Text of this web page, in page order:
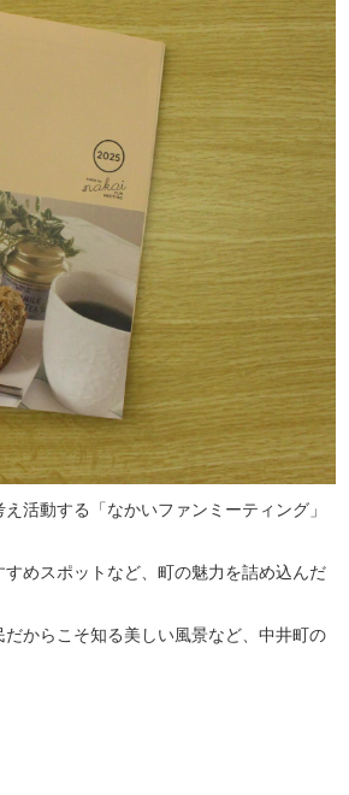
活動する「なかいファンミーティング」
めスポットなど、町の魅力を詰め込んだ
からこそ知る美しい風景など、中井町の